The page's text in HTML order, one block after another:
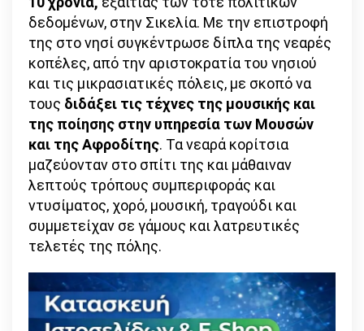
δεδομένων, στην Σικελία. Με την επιστροφή
της στο νησί συγκέντρωσε δίπλα της νεαρές
κοπέλες, από την αριστοκρατία του νησιού
και τις μικρασιατικές πόλεις, με σκοπό να
τους διδάξει τις τέχνες της μουσικής και
της ποίησης στην υπηρεσία των Μουσών
και της Αφροδίτης. Τα νεαρά κορίτσια
μαζεύονταν στο σπίτι της και μάθαιναν
λεπτούς τρόπους συμπεριφοράς και
ντυσίματος, χορό, μουσική, τραγούδι και
συμμετείχαν σε γάμους και λατρευτικές
τελετές της πόλης.